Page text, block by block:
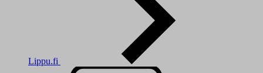
Lippu.fi